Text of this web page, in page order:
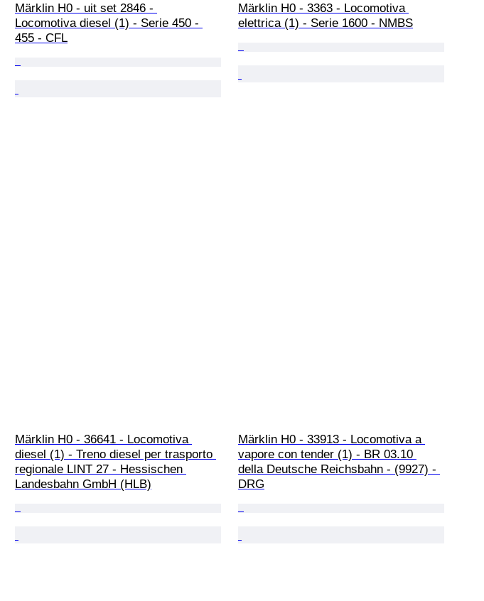
Märklin H0 - uit set 2846 -
Locomotiva diesel (1) - Serie 450 -
455 - CFL
Märklin H0 - 3363 - Locomotiva
elettrica (1) - Serie 1600 - NMBS
Märklin H0 - 36641 - Locomotiva
diesel (1) - Treno diesel per trasporto
regionale LINT 27 - Hessischen
Landesbahn GmbH (HLB)
Märklin H0 - 33913 - Locomotiva a
vapore con tender (1) - BR 03.10
della Deutsche Reichsbahn - (9927) -
DRG